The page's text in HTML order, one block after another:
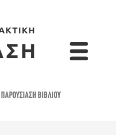
ΠΑΡΟΥΣΊΑΣΗ ΒΙΒΛΊΟΥ